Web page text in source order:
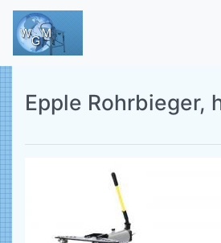
Epple Rohrbieger,